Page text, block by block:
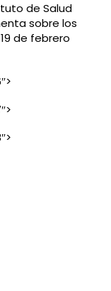
de Salud
sobre los
de febrero